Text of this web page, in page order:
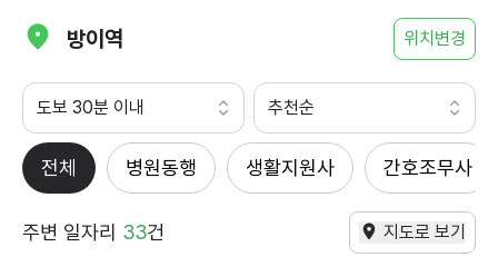
방이역 위치변경
도보 30분 이내 추천순
전체 병원동행 생활지원사 간호조무사
주변 일자리 33건 지도로 보기